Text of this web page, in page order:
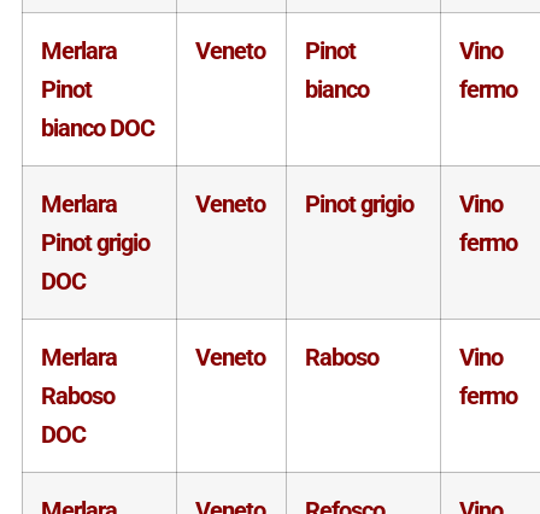
Merlara
Pinot
bianco DOC
Veneto
Pinot
bianco
Vino
fermo
Merlara
Pinot grigio
DOC
Veneto Pinot grigio
Vino
fermo
Merlara
Raboso
DOC
Veneto Raboso
Vino
fermo